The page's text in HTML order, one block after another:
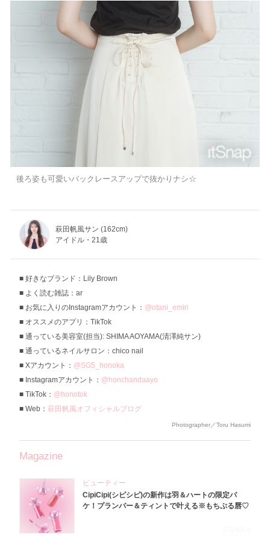
後ろ姿も可愛いバックレースアップで抜かりナシ☆
萩田帆風サン (162cm)
アイドル・21歳
好きなブランド：Lily Brown
よく読む雑誌：ar
お気に入りのInstagramアカウント： @otani_emiri
オススメのアプリ：TikTok
通っている美容室(担当): SHIMA AOYAMA(清澤純サン)
通っているネイルサロン：chico nail
Xアカウント： @SG5_honoka
Instagramアカウント： @honchandaayo
TikTok： @honotok
Web： 萩田帆風オフィシャルブログ
Photographer／Toru Hasumi
Magazine
ビューティー
CipiCipi(シピシピ)の新作は羽＆ハートの限定パ
ケ！プランパー＆ティントで叶える※もちぷる唇♡